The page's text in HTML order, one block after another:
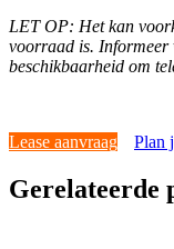
LET OP: Het kan
voorraad is. Informeer
beschikbaarheid om
Lease aanvraag Plan
Gerelateerde